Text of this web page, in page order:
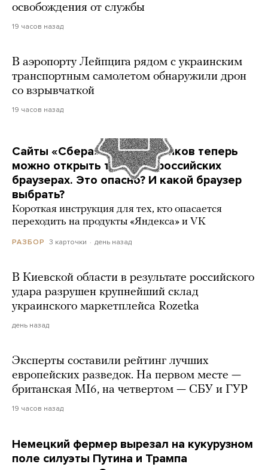
освобождения от службы
19 часов назад
В аэропорту Лейпцига рядом с украинским
транспортным самолетом обнаружили дрон
со взрывчаткой
19 часов назад
Сайты «Сбера» и других банков теперь
можно открыть только в российских
браузерах. Это опасно? И какой браузер
выбрать?
Короткая инструкция для тех, кто опасается
переходить на продукты «Яндекса» и VK
РАЗБОР 3 карточки день назад
В Киевской области в результате российского
удара разрушен крупнейший склад
украинского маркетплейса Rozetka
день назад
Эксперты составили рейтинг лучших
европейских разведок. На первом месте —
британская MI6, на четвертом — СБУ и ГУР
19 часов назад
Немецкий фермер вырезал на кукурузном
поле силуэты Путина и Трампа